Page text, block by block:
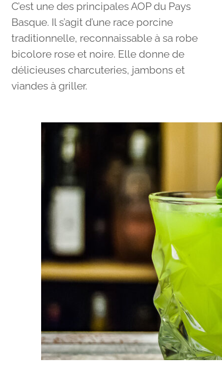
C’est une des principales AOP du Pays
Basque. Il s’agit d’une race porcine
traditionnelle, reconnaissable à sa robe
bicolore rose et noire. Elle donne de
délicieuses charcuteries, jambons et
viandes à griller.